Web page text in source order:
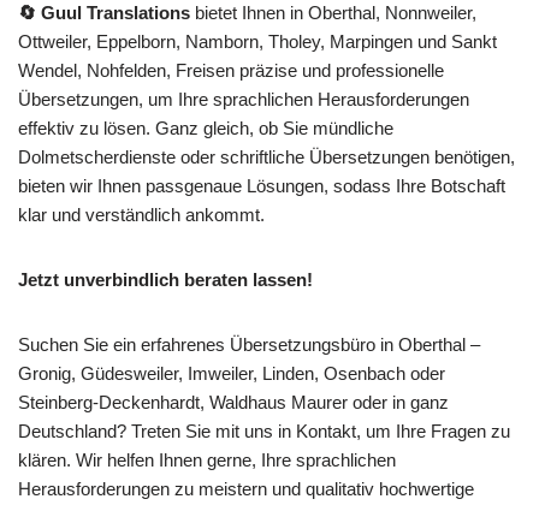
🔄 Guul Translations bietet Ihnen in Oberthal, Nonnweiler,
Ottweiler, Eppelborn, Namborn, Tholey, Marpingen und Sankt
Wendel, Nohfelden, Freisen präzise und professionelle
Übersetzungen, um Ihre sprachlichen Herausforderungen
effektiv zu lösen. Ganz gleich, ob Sie mündliche
Dolmetscherdienste oder schriftliche Übersetzungen benötigen,
bieten wir Ihnen passgenaue Lösungen, sodass Ihre Botschaft
klar und verständlich ankommt.
Jetzt unverbindlich beraten lassen!
Suchen Sie ein erfahrenes Übersetzungsbüro in Oberthal –
Gronig, Güdesweiler, Imweiler, Linden, Osenbach oder
Steinberg-Deckenhardt, Waldhaus Maurer oder in ganz
Deutschland? Treten Sie mit uns in Kontakt, um Ihre Fragen zu
klären. Wir helfen Ihnen gerne, Ihre sprachlichen
Herausforderungen zu meistern und qualitativ hochwertige